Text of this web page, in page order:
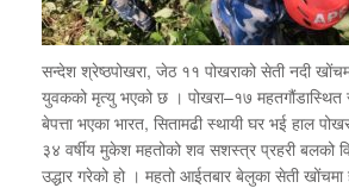
सन्देश श्रेष्ठपोखरा, जेठ ११ पोखराको सेती नदी
युवकको मृत्यु भएको छ । पोखरा–१७ महतगौंडास्थित
बेपत्ता भएका भारत, सितामढी स्थायी घर भई हाल
३४ वर्षीय मुकेश महतोको शव सशस्त्र प्रहरी बलको
उद्धार गरेको हो । महतो आईतबार बेलुका सेती खोंचमा